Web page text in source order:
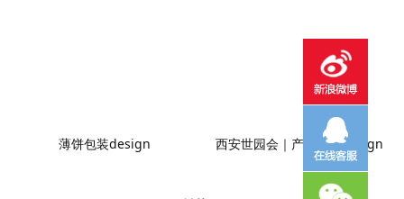
薄饼包装design 西安世园会｜产品画册design